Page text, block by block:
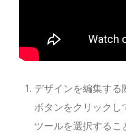
デザインを編集す
ボタンをクリック
ツールを選択する